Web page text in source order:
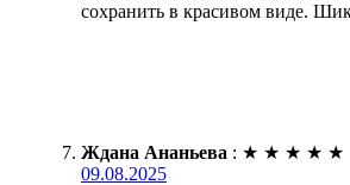
сохранить в красивом виде.
Ждана Ананьева : ★ ★ ★ ★ ★
09.08.2025